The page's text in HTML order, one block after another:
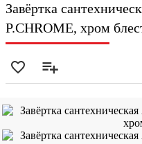
Завёртка
P.CHROME, хром